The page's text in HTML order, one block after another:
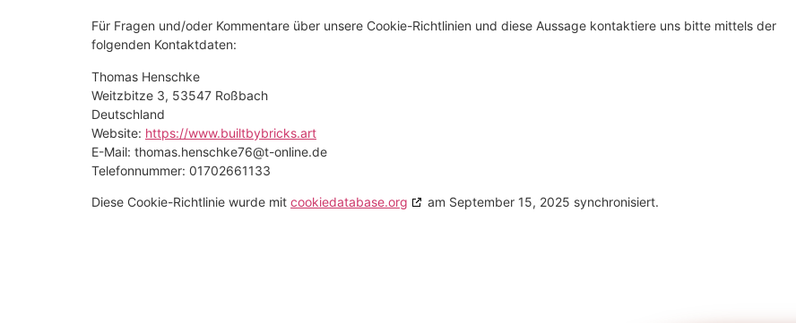
Für Fragen und/oder Kommentare über unsere Cookie-Richtlinien und diese Aussage kontaktiere uns bitte mittels der
folgenden Kontaktdaten:
Thomas Henschke
Weitzbitze 3, 53547 Roßbach
Deutschland
Website: https://www.builtbybricks.art
E-Mail: thomas.henschke76@t-online.de
Telefonnummer: 01702661133
Diese Cookie-Richtlinie wurde mit cookiedatabase.org am September 15, 2025 synchronisiert.